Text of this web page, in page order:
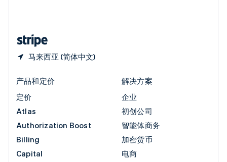
马来西亚 (简体中文)
产品和定价
定价
Atlas
Authorization Boost
Billing
Capital
解决方案
企业
初创公司
智能体商务
加密货币
电商